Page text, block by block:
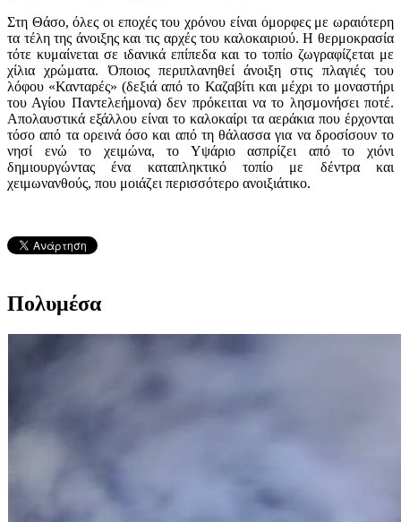
Στη Θάσο, όλες οι εποχές του χρόνου είναι όμορφες με ωραιότερη
τα τέλη της άνοιξης και τις αρχές του καλοκαιριού. Η θερμοκρασία
τότε κυμαίνεται σε ιδανικά επίπεδα και το τοπίο ζωγραφίζεται με
χίλια χρώματα. Όποιος περιπλανηθεί άνοιξη στις πλαγιές του
λόφου «Κανταρές» (δεξιά από το Καζαβίτι και μέχρι το μοναστήρι
του Αγίου Παντελεήμονα) δεν πρόκειται να το λησμονήσει ποτέ.
Απολαυστικά εξάλλου είναι το καλοκαίρι τα αεράκια που έρχονται
τόσο από τα ορεινά όσο και από τη θάλασσα για να δροσίσουν το
νησί ενώ το χειμώνα, το Υψάριο ασπρίζει από το χιόνι
δημιουργώντας ένα καταπληκτικό τοπίο με δέντρα και
χειμωνανθούς, που μοιάζει περισσότερο ανοιξιάτικο.
Πολυμέσα